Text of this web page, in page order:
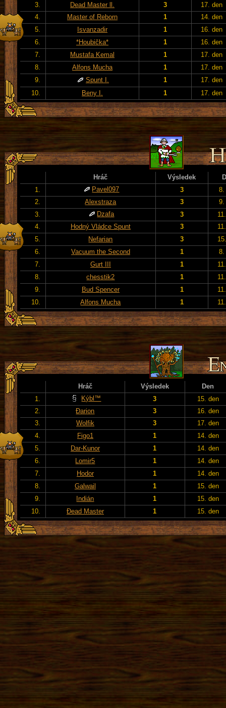
3.
Dead Master ll. 3
17. den
4.
Master of Reborn 1
14. den
5.
Isvanzadir 1
16. den
6.
*Houbička* 1
16. den
7.
Mustafa Kemal 1
17. den
8.
Alfons Mucha 1
17. den
9.
Spunt I. 1
17. den
10.
Beny I. 1 17. den
Hráč Výsledek
1.
Pavel097 3
8.
2.
Alexstraza 3
9.
3.
Dzafa 3
4.
Hodný Vládce Spunt 3
5.
Nefarian 3
6.
Vacuum the Second 1
8.
7.
Gurt III 1
8.
chesstik2 1
9.
Bud Spencer 1
10.
Alfons Mucha 1
Hráč Výsledek
Den
1.
Kýbl™ 3
15. den
2.
Đarion 3
16. den
3.
Wolfik 3
17. den
4.
Figo1 1
14. den
5.
Dar-Kunor 1
14. den
6.
Lomir5 1
14. den
7.
Hodor 1
14. den
8.
Galwail 1
15. den
9.
Indián 1
15. den
10.
Đead Master 1 15. den